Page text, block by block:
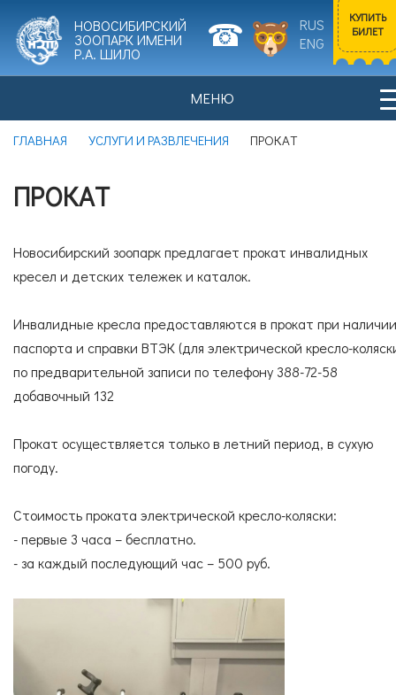
НОВОСИБИРСКИЙ
ЗООПАРК ИМЕНИ
Р.А. ШИЛО
RUS
ENG
КУПИТЬ
БИЛЕТ
Входной билет
Цена билета: 700 рублей.
Входной билет
Льготный
0
Согласие на обработкуперсональных данных
Согласие с
билетов
МЕНЮ
НОВОСТИ
СПЕЦИАЛИСТЫ
ОКАЗАТЬ ПОМОЩЬ
НАШИ ДРУЗЬЯ
ГЛАВНАЯ УСЛУГИ И РАЗВЛЕЧЕНИЯ ПРОКАТ
ПРОКАТ
Новосибирский зоопарк предлагает прокат инвалидных
кресел и детских тележек и каталок.
Инвалидные кресла предоставляются в прокат при наличии
паспорта и справки ВТЭК (для электрической кресло-
по предварительной записи по телефону 388-72-58
добавочный 132
Прокат осуществляется только в летний период, в сухую
погоду.
Стоимость проката электрической кресло-коляски:
- первые 3 часа – бесплатно.
- за каждый последующий час – 500 руб.